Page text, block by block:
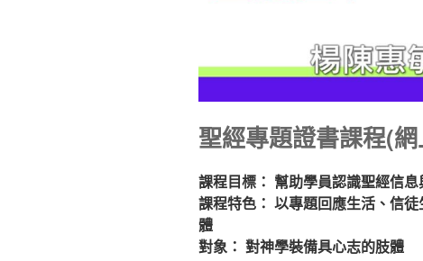
聖經專題證書課程(
課程目標： 幫助學員認識聖經信
課程特色： 以專題回應生活、信
體
對象： 對神學裝備具心志的肢體